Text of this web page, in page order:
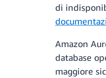
di
Amazon
database
maggiore